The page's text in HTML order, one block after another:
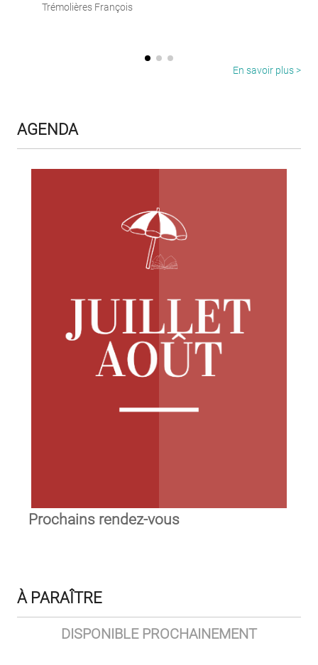
Trémolières François
En savoir plus >
AGENDA
Prochains rendez-vous
À PARAÎTRE
DISPONIBLE PROCHAINEMENT